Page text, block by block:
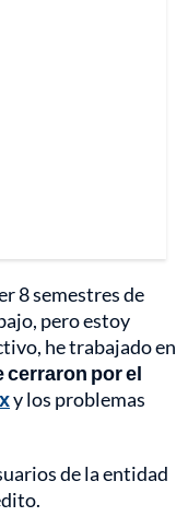
8 semestres de
pero estoy
he trabajado en
cerraron por el
y los problemas
de la entidad